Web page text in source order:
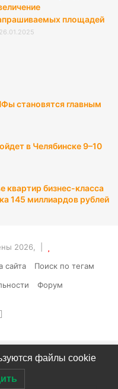
площадей
26.01.2025
становятся главным
в Челябинске 9–10
квартир бизнес-класса
145 миллиардов рублей
2026, |
сайта
Поиск по тегам
Форум
файлы cookie